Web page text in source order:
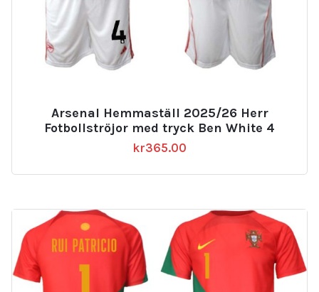
Arsenal Hemmaställ 2025/26 Herr
Fotbollströjor med tryck Ben White 4
kr365.00